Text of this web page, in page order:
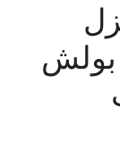
الكويت 67661662 بولش